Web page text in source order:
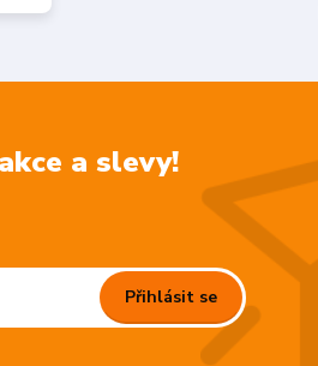
a slevy!
Přihlásit se